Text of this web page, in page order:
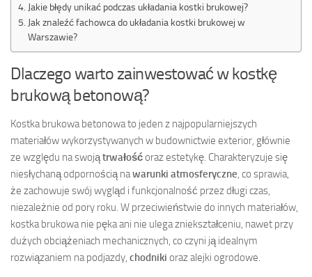
Jakie błędy unikać podczas układania kostki brukowej?
Jak znaleźć fachowca do układania kostki brukowej w
Warszawie?
Dlaczego warto zainwestować w kostkę
brukową betonową?
Kostka brukowa betonowa to jeden z najpopularniejszych
materiałów wykorzystywanych w budownictwie exterior, głównie
ze względu na swojątrwałośćoraz estetykę. Charakteryzuje się
niesłychaną odpornością nawarunki atmosferyczne, co sprawia,
że zachowuje swój wygląd i funkcjonalność przez długi czas,
niezależnie od pory roku. W przeciwieństwie do innych materiałów,
kostka brukowa nie pęka ani nie ulega zniekształceniu, nawet przy
dużych obciążeniach mechanicznych, co czyni ją idealnym
rozwiązaniem na podjazdy, chodniki oraz alejki ogrodowe.